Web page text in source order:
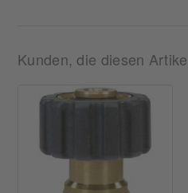
Kunden, die diesen